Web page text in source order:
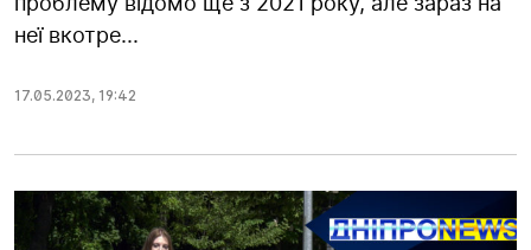
неї вкотре...
17.05.2023, 19:42